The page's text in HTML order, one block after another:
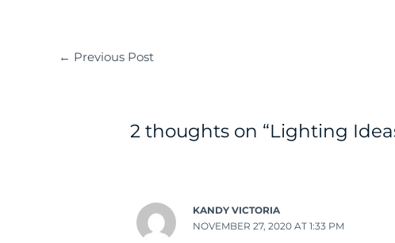
← Previous Post
2 thoughts on “Lighting
KANDY VICTORIA
NOVEMBER 27, 2020 AT 1:33 PM